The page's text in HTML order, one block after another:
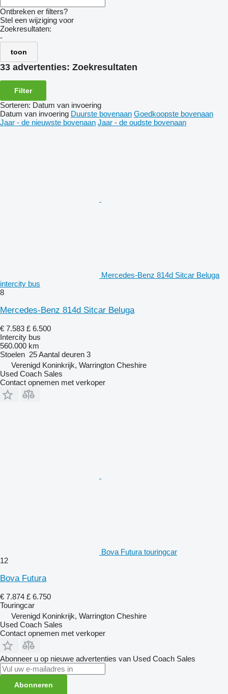
Ontbreken er filters?
Stel een wijziging voor
Zoekresultaten:
-
toon
33 advertenties: Zoekresultaten
Filter
Sorteren: Datum van invoering
Datum van invoering Duurste bovenaan Goedkoopste bovenaan
Jaar - de nieuwste bovenaan Jaar - de oudste bovenaan
Mercedes-Benz 814d Sitcar Beluga
intercity bus
8
Mercedes-Benz 814d Sitcar Beluga
€ 7.583 £ 6.500
Intercity bus
560.000 km
Stoelen 25Aantal deuren 3
Verenigd Koninkrijk, Warrington Cheshire
Used Coach Sales
Contact opnemen met verkoper
Bova Futura touringcar
12
Bova Futura
€ 7.874 £ 6.750
Touringcar
Verenigd Koninkrijk, Warrington Cheshire
Used Coach Sales
Contact opnemen met verkoper
Abonneer u op nieuwe advertenties van Used Coach Sales
Abonneren